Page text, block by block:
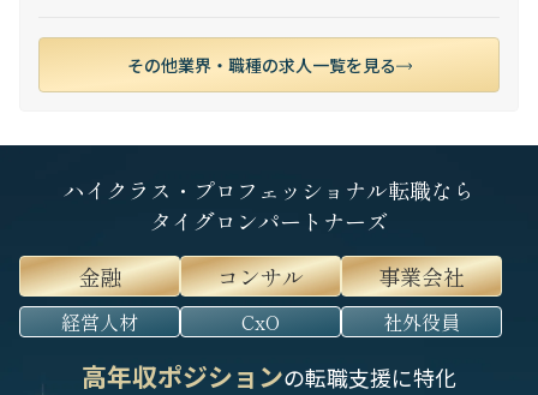
その他業界・職種の求人一覧を見る
ハイクラス・プロフェッショナル転職なら
タイグロンパートナーズ
金融
コンサル 事業会社
経営人材 CxO 社外役員
高年収ポジションの転職支援に特化